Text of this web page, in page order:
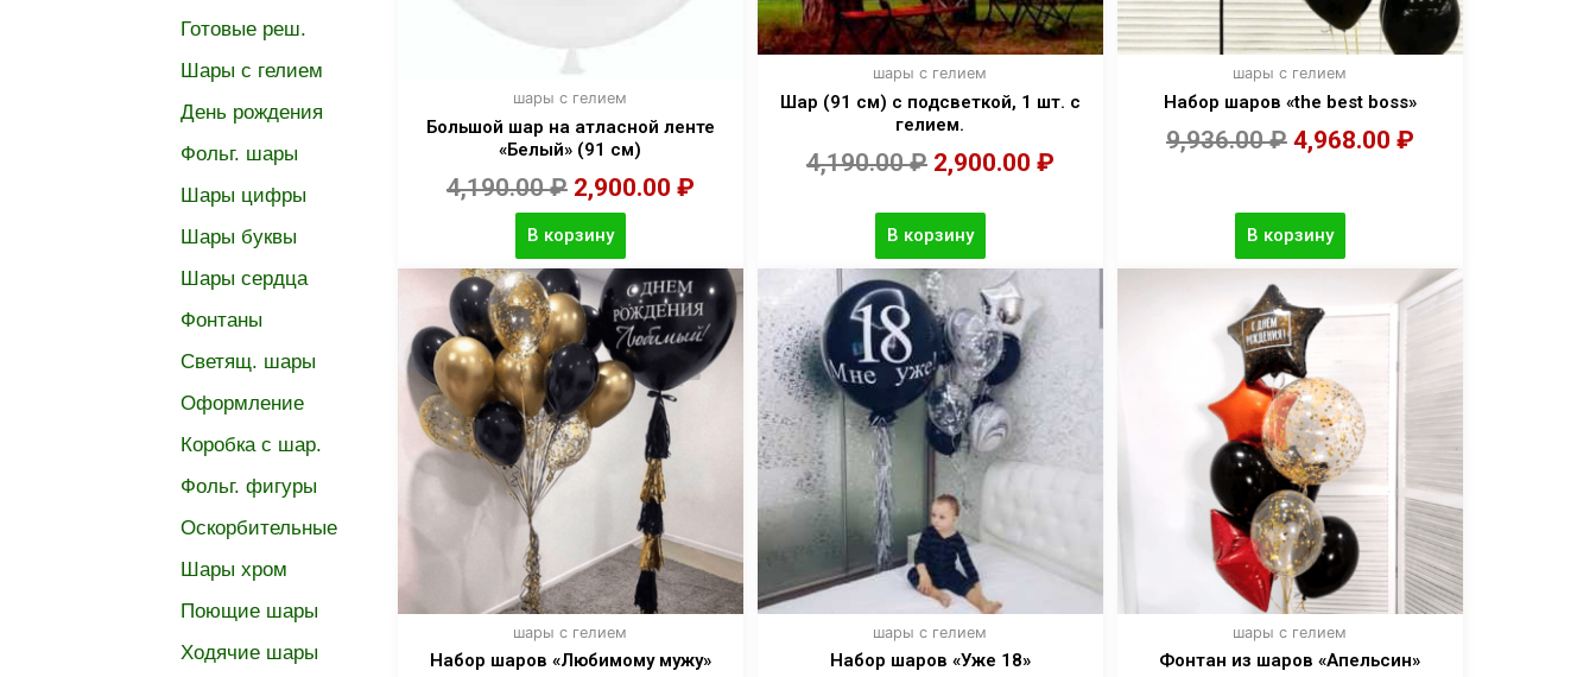
Готовые реш.
Шары с гелием
День рождения
Фольг. шары
Шары цифры
Шары буквы
Шары сердца
Фонтаны
Светящ. шары
Оформление
Коробка с шар.
Фольг. фигуры
Оскорбительные
Шары хром
Поющие шары
Ходячие шары
шары с гелием
Большой шар на атласной ленте
«Белый» (91 см)
4,190.00₽ 2,900.00 ₽
В корзину
шары с гелием
Шар (91 см) с подсветкой, 1 шт. с
гелием.
4,190.00₽ 2,900.00 ₽
В корзину
шары с гелием
Набор шаров «the best boss»
9,936.00₽ 4,968.00 ₽
В корзину
шары с гелием
Набор шаров «Любимому мужу»
шары с гелием
Набор шаров «Уже 18»
шары с гелием
Фонтан из шаров «Апельсин»